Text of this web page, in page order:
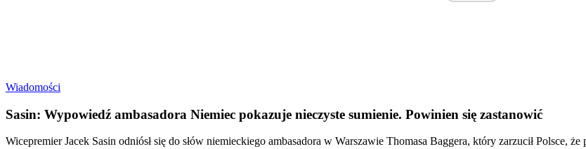
Wiadomości
Sasin: Wypowiedź ambasadora Niemiec pokazuje nieczyste sumienie. Powinien się zastanowić
Wicepremier Jacek Sasin odniósł się do słów niemieckiego ambasadora w Warszawie Thomasa Baggera, który zarzucił Polsce,